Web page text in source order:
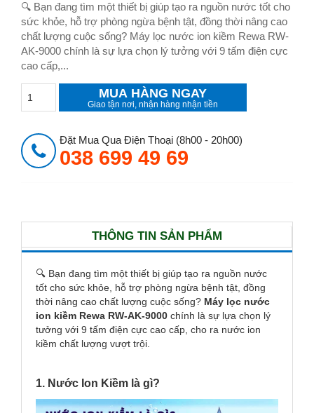
🔍 Bạn đang tìm một thiết bị giúp tạo ra nguồn nước tốt cho
sức khỏe, hỗ trợ phòng ngừa bệnh tật, đồng thời nâng cao
chất lượng cuộc sống? Máy lọc nước ion kiềm Rewa RW-
AK-9000 chính là sự lựa chọn lý tưởng với 9 tấm điện cực
cao cấp,...
MUA HÀNG NGAY
Giao tận nơi, nhận hàng nhận tiền
Đặt Mua Qua Điện Thoại (8h00 - 20h00)
038 699 49 69
THÔNG TIN SẢN PHẨM
🔍 Bạn đang tìm một thiết bị giúp tạo ra nguồn nước
tốt cho sức khỏe, hỗ trợ phòng ngừa bệnh tật, đồng
thời nâng cao chất lượng cuộc sống? Máy lọc nước
ion kiềm Rewa RW-AK-9000 chính là sự lựa chọn lý
tưởng với 9 tấm điện cực cao cấp, cho ra nước ion
kiềm chất lượng vượt trội.
1. Nước Ion Kiềm là gì?